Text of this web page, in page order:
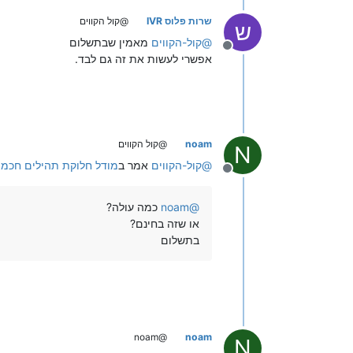
ש
מנותק
שרות פלוס IVR @קול הקווים
@קול-הקווים מאמין שבתשלום
אפשרי לעשות את זה גם לבד.
N
מנותק
noam @קול הקווים
@קול-הקווים אמר במודל חלוקת תהילים
@
noam כמה עולה?
או שזה בחינם?
בתשלום
noam
@noam